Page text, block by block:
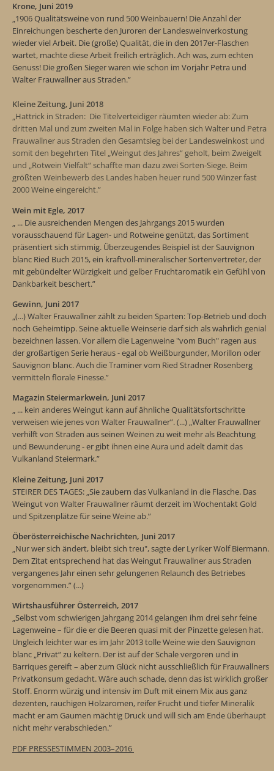
Krone, Juni 2019
„1906 Qualitätsweine von rund 500 Weinbauern! Die Anzahl der
Einreichungen bescherte den Juroren der Landesweinverkostung
wieder viel Arbeit. Die (große) Qualität, die in den 2017er-Flaschen
wartet, machte diese Arbeit freilich erträglich. Ach was, zum echten
Genuss! Die großen Sieger waren wie schon im Vorjahr Petra und
Walter Frauwallner aus Straden.”
Kleine Zeitung, Juni 2018
„Hattrick in Straden: Die Titelverteidiger räumten wieder ab: Zum
dritten Mal und zum zweiten Mal in Folge haben sich Walter und Petra
Frauwallner aus Straden den Gesamtsieg bei der Landesweinkost und
somit den begehrten Titel „Weingut des Jahres“ geholt, beim Zweigelt
und „Rotwein Vielfalt“ schaffte man dazu zwei Sorten-Siege. Beim
größten Weinbewerb des Landes haben heuer rund 500 Winzer fast
2000 Weine eingereicht.”
Wein mit Egle, 2017
„ ... Die ausreichenden Mengen des Jahrgangs 2015 wurden
vorausschauend für Lagen- und Rotweine genützt, das Sortiment
präsentiert sich stimmig. Überzeugendes Beispiel ist der Sauvignon
blanc Ried Buch 2015, ein kraftvoll-mineralischer Sortenvertreter, der
mit gebündelter Würzigkeit und gelber Fruchtaromatik ein Gefühl von
Dankbarkeit beschert.”
Gewinn, Juni 2017
„(...) Walter Frauwallner zählt zu beiden Sparten: Top-Betrieb und doch
noch Geheimtipp. Seine aktuelle Weinserie darf sich als wahrlich genial
bezeichnen lassen. Vor allem die Lagenweine "vom Buch" ragen aus
der großartigen Serie heraus - egal ob Weißburgunder, Morillon oder
Sauvignon blanc. Auch die Traminer vom Ried Stradner Rosenberg
vermitteln florale Finesse.”
Magazin Steiermarkwein, Juni 2017
„ ... kein anderes Weingut kann auf ähnliche Qualitätsfortschritte
verweisen wie jenes von Walter Frauwallner”. (...) „Walter Frauwallner
verhilft von Straden aus seinen Weinen zu weit mehr als Beachtung
und Bewunderung - er gibt ihnen eine Aura und adelt damit das
Vulkanland Steiermark.”
Kleine Zeitung, Juni 2017
STEIRER DES TAGES: „Sie zaubern das Vulkanland in die Flasche. Das
Weingut von Walter Frauwallner räumt derzeit im Wochentakt Gold
und Spitzenplätze für seine Weine ab.”
Öberösterreichische Nachrichten, Juni 2017
„Nur wer sich ändert, bleibt sich treu", sagte der Lyriker Wolf Biermann.
Dem Zitat entspre­chend hat das Weingut Frauwallner aus Straden
vergange­nes Jahr einen sehr gelungenen Relaunch des Betriebes
vorge­nommen.” (...)
Wirtshausführer Österreich, 2017
„Selbst vom schwierigen Jahrgang 2014 gelangen ihm drei sehr feine
Lagenweine – für die er die Beeren quasi mit der Pinzette gelesen hat.
Ungleich leichter war es im Jahr 2013 tolle Weine wie den Sauvignon
blanc „Privat“ zu keltern. Der ist auf der Schale vergoren und in
Barriques gereift – aber zum Glück nicht ausschließlich für Frauwallners
Privatkonsum gedacht. Wäre auch schade, denn das ist wirklich großer
Stoff. Enorm würzig und intensiv im Duft mit einem Mix aus ganz
dezenten, rauchigen Holzaromen, reifer Frucht und tiefer Mineralik
macht er am Gaumen mächtig Druck und will sich am Ende überhaupt
nicht mehr verabschieden.”
PDF PRESSESTIMMEN 2003–2016